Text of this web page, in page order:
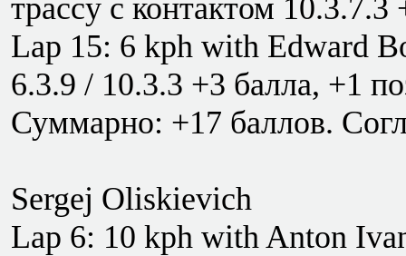
трассу с контактом 10.3.7.3
Lap 15: 6 kph with Edward
6.3.9 / 10.3.3 +3 балла, +1
Суммарно: +17 баллов.
Sergej Oliskievich
Lap 6: 10 kph with Anton